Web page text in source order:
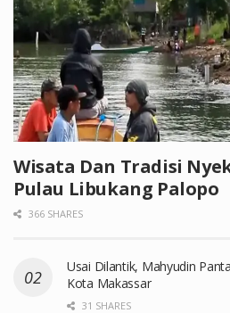
Wisata Dan Tradisi
Pulau Libukang Palopo
366 SHARES
Usai Dilantik, Mahyudin
Kota Makassar
31 SHARES